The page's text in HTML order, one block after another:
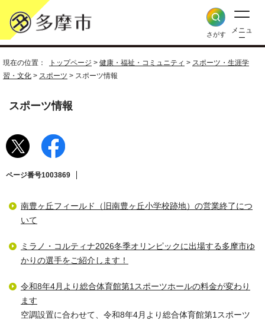
さがす
メニュ
ー
現在の位置： トップページ > 健康・福祉・コミュニティ > スポーツ・生涯学
習・文化 > スポーツ > スポーツ情報
スポーツ情報
ページ番号1003869
南豊ヶ丘フィールド（旧南豊ヶ丘小学校跡地）の営業終了につ
いて
ミラノ・コルティナ2026冬季オリンピックに出場する多摩市ゆ
かりの選手をご紹介します！
令和8年4月より総合体育館第1スポーツホールの料金が変わり
ます
空調設置に合わせて、令和8年4月より総合体育館第1スポーツ